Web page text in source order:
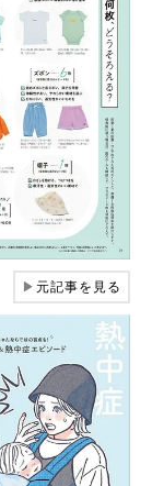
▶元記事を見る